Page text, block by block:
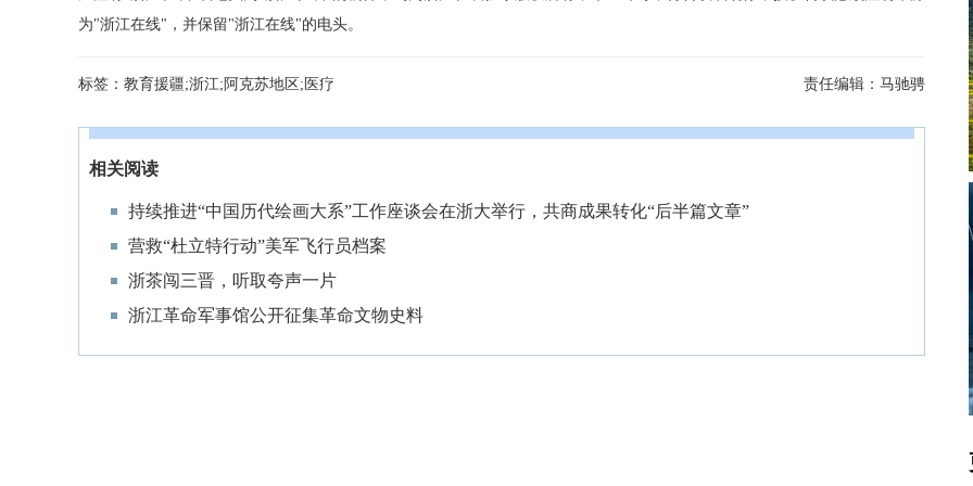
为"浙江在线"，并保留"浙江在线"的电头。
标签： 教育援疆;浙江;阿克苏地区;医疗 责任编辑： 马驰骋
相关阅读
持续推进“中国历代绘画大系”工作座谈会在浙大举行，共商成果转化“后半篇文章”
营救“杜立特行动”美军飞行员档案
浙茶闯三晋，听取夸声一片
浙江革命军事馆公开征集革命文物史料